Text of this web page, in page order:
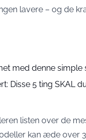
lavere – og de
med denne simple
Disse 5 ting SKAL
listen over de
kan æde over